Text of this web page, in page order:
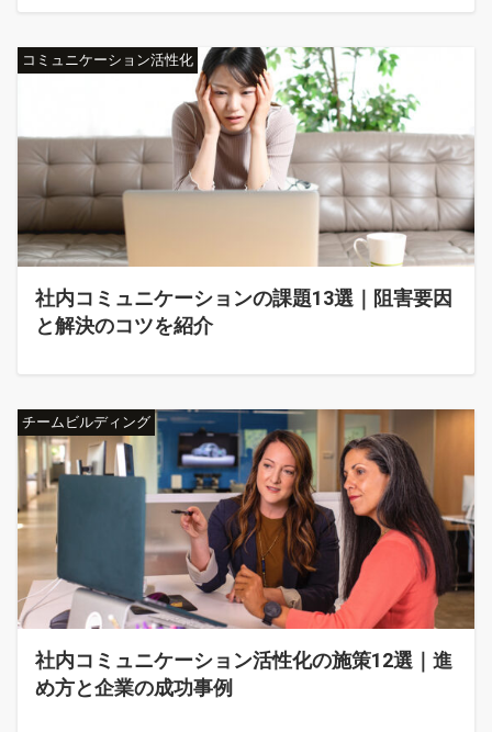
コミュニケーション活性化
社内コミュニケーションの課題13選｜阻害要因
と解決のコツを紹介
チームビルディング
社内コミュニケーション活性化の施策12選｜進
め方と企業の成功事例